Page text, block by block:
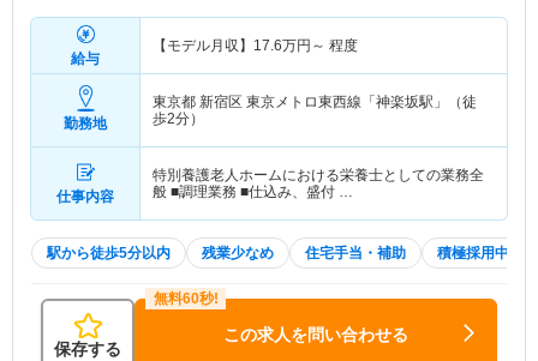
給与
【モデル月収】 17.6万円～ 程度
勤務地
東京都 新宿区 東京メトロ東西線「神楽坂駅」（徒
歩2分）
仕事内容
特別養護老人ホームにおける栄養士としての業務全
般 ■調理業務 ■仕込み、盛付 …
駅から徒歩5分以内 残業少なめ 住宅手当・補助 積極採用中
保存する
この求人を問い合わせる